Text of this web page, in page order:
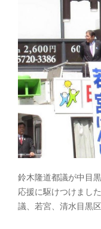
鈴木隆道都議が中目
応援に駆けつけまし
議、若宮、清水目黒区